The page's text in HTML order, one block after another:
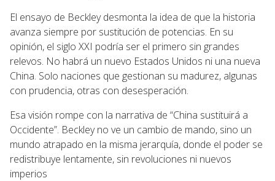
El ensayo de Beckley desmonta la idea de que la historia
avanza siempre por sustitución de potencias. En su
opinión, el siglo XXI podría ser el primero sin grandes
relevos. No habrá un nuevo Estados Unidos ni una nueva
China. Solo naciones que gestionan su madurez, algunas
con prudencia, otras con desesperación.
Esa visión rompe con la narrativa de “China sustituirá a
Occidente”. Beckley no ve un cambio de mando, sino un
mundo atrapado en la misma jerarquía, donde el poder se
redistribuye lentamente, sin revoluciones ni nuevos
imperios